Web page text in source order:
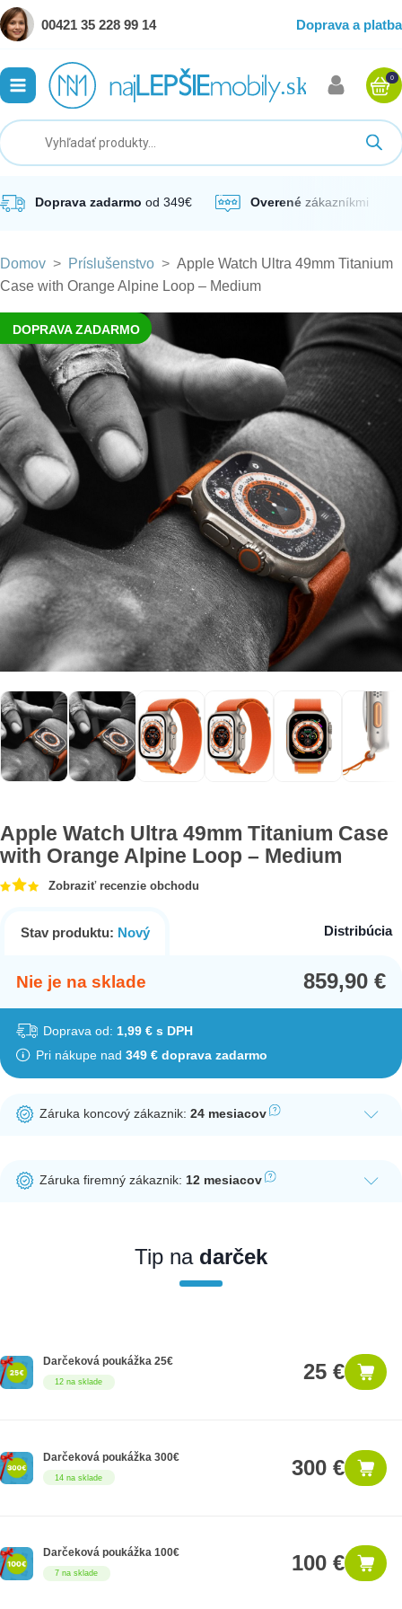
00421 35 228 99 14 Doprava a platba
0
Doprava zadarmo od 349€ Overené zákazníkmi
Domov > Príslušenstvo > Apple Watch Ultra 49mm Titanium
Case with Orange Alpine Loop – Medium
DOPRAVA ZADARMO
Apple Watch Ultra 49mm Titanium Case
with Orange Alpine Loop – Medium
Zobraziť recenzie obchodu
Stav produktu: Nový Distribúcia
Nie je na sklade 859,90€
Doprava od: 1,99 € s DPH
Pri nákupe nad 349 € doprava zadarmo
Záruka koncový zákaznik:24 mesiacov
potrebná registrácia zákazníckeho účtu.
Záruka firemný zákaznik:12 mesiacov
nakupovať ako firemný zákazník, musíte sa pred nákupom
registrovať. Registrácia podlieha overeniu.
Tip nadarček
12 na sklade
Darčeková poukážka 25€ 25 €
14 na sklade
Darčeková poukážka 300€ 300 €
7 na sklade
Darčeková poukážka 100€ 100 €